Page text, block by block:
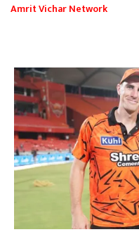
Amrit Vichar Network